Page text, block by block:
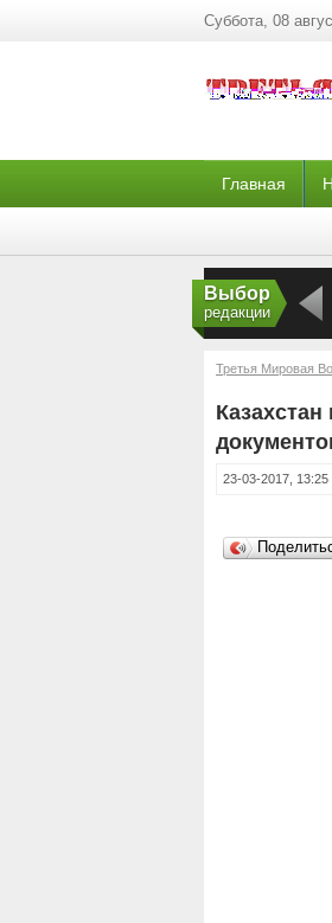
Суббота, 08
Главная
Выбор
редакции
Третья Мировая
23-03-2017, 13:25